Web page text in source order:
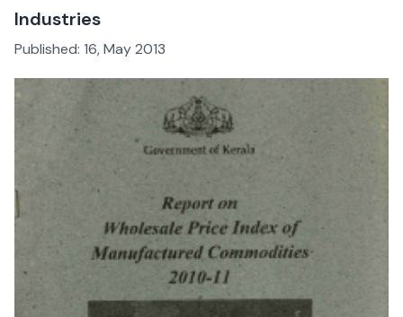
Industries
Published: 16, May 2013